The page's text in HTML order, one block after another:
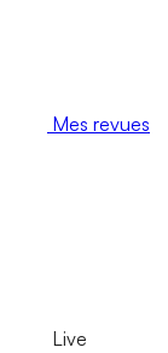
Mes revues
Live